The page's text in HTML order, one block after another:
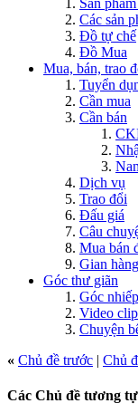
Sản
Các sản
Đồ tự chế
Đồ Mua
Mua, bán, trao
Tuyển
Cần mua
Cần bán
Dịch vụ
Trao đổi
Đấu giá
Câu
Mua bán
Gian
Góc thư giãn
Góc
Video
Chuyện
« Chủ đề trước | Chủ
Các Chủ đề tương tự